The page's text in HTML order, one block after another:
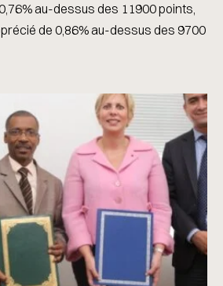
au-dessus des 11900 points,
de 0,86% au-dessus des 9700